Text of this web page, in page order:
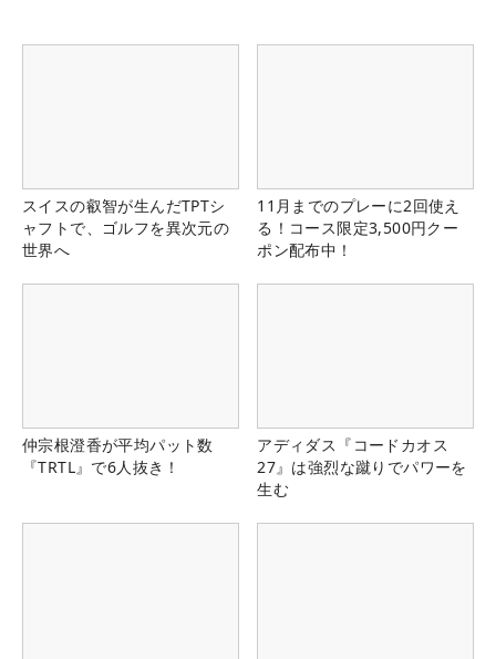
スイスの叡智が生んだTPTシ
ャフトで、ゴルフを異次元の
世界へ
11月までのプレーに2回使え
る！コース限定3,500円クー
ポン配布中！
仲宗根澄香が平均パット数
『TRTL』で6人抜き！
アディダス『コードカオス
27』は強烈な蹴りでパワーを
生む